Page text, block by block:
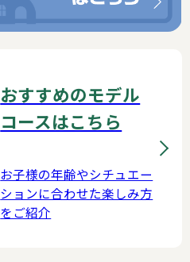
おすすめのモデル
コースはこちら
お子様の年齢やシチュエー
ションに合わせた楽しみ方
をご紹介